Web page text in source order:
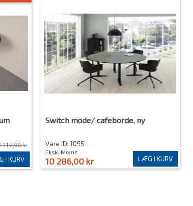
117,00 kr
I KURV
Switch møde/ cafeborde, ny
Vare ID: 1095
Eksk. Moms
10 286,00 kr LÆG I KURV